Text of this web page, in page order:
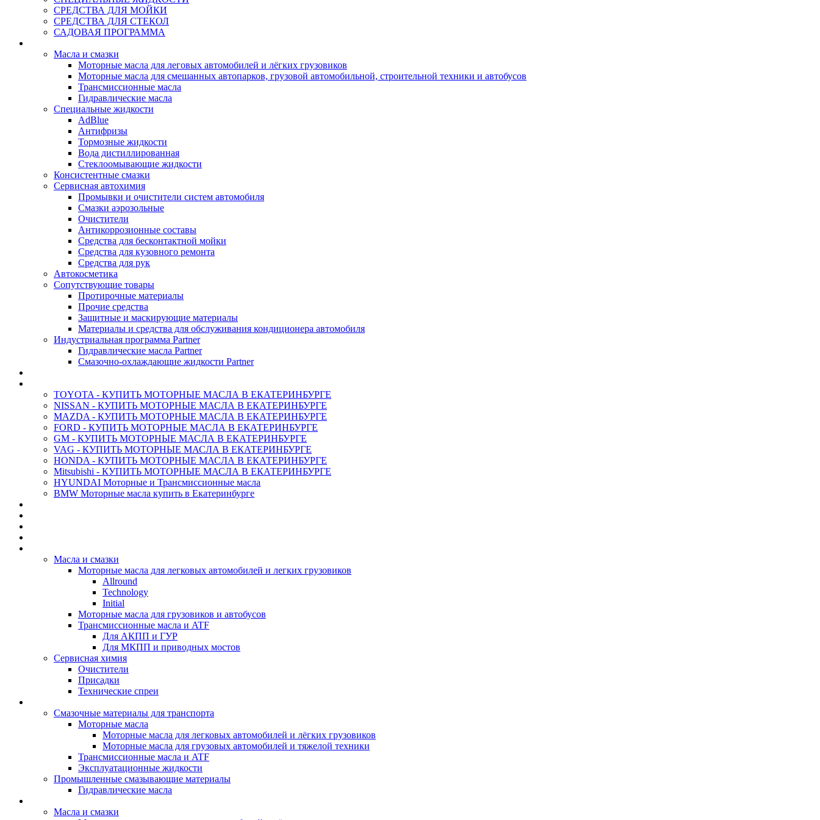
СРЕДСТВА ДЛЯ МОЙКИ
СРЕДСТВА ДЛЯ СТЕКОЛ
САДОВАЯ ПРОГРАММА
Масла и смазки
Моторные масла для леговых автомобилей и лёгких грузовиков
Моторные масла для смешанных автопарков, грузовой автомобильной, строительной техники и автобусов
Трансмиссионные масла
Гидравлические масла
Специальные жидкости
AdBlue
Антифризы
Тормозные жидкости
Вода дистиллированная
Стеклоомывающие жидкости
Консистентные смазки
Сервисная автохимия
Промывки и очистители систем автомобиля
Смазки аэрозольные
Очистители
Антикоррозионные составы
Средства для бесконтактной мойки
Средства для кузовного ремонта
Средства для рук
Автокосметика
Сопутствующие товары
Протирочные материалы
Прочие средства
Защитные и маскирующие материалы
Материалы и средства для обслуживания кондиционера автомобиля
Индустриальная программа Partner
Гидравлические масла Partner
Смазочно-охлаждающие жидкости Partner
TOYOTA - КУПИТЬ МОТОРНЫЕ МАСЛА В ЕКАТЕРИНБУРГЕ
NISSAN - КУПИТЬ МОТОРНЫЕ МАСЛА В ЕКАТЕРИНБУРГЕ
MAZDA - КУПИТЬ МОТОРНЫЕ МАСЛА В ЕКАТЕРИНБУРГЕ
FORD - КУПИТЬ МОТОРНЫЕ МАСЛА В ЕКАТЕРИНБУРГЕ
GM - КУПИТЬ МОТОРНЫЕ МАСЛА В ЕКАТЕРИНБУРГЕ
VAG - КУПИТЬ МОТОРНЫЕ МАСЛА В ЕКАТЕРИНБУРГЕ
HONDA - КУПИТЬ МОТОРНЫЕ МАСЛА В ЕКАТЕРИНБУРГЕ
Mitsubishi - КУПИТЬ МОТОРНЫЕ МАСЛА В ЕКАТЕРИНБУРГЕ
HYUNDAI Моторные и Трансмиссионные масла
BMW Моторные масла купить в Екатеринбурге
Масла и смазки
Моторные масла для легковых автомобилей и легких грузовиков
Allround
Technology
Initial
Моторные масла для грузовиков и автобусов
Трансмиссионные масла и ATF
Для АКПП и ГУР
Для МКПП и приводных мостов
Сервисная химия
Очистители
Присадки
Технические спреи
Смазочные материалы для транспорта
Моторные масла
Моторные масла для легковых автомобилей и лёгких грузовиков
Моторные масла для грузовых автомобилей и тяжелой техники
Трансмиссионные масла и ATF
Эксплуатационные жидкости
Промышленные смазывающие материалы
Гидравлические масла
Масла и смазки